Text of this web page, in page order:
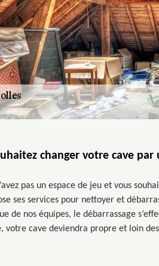
changer votre cave
pas un espace de jeu et vous
ses services pour nettoyer et
de nos équipes, le débarrassage
votre cave deviendra propre et loin